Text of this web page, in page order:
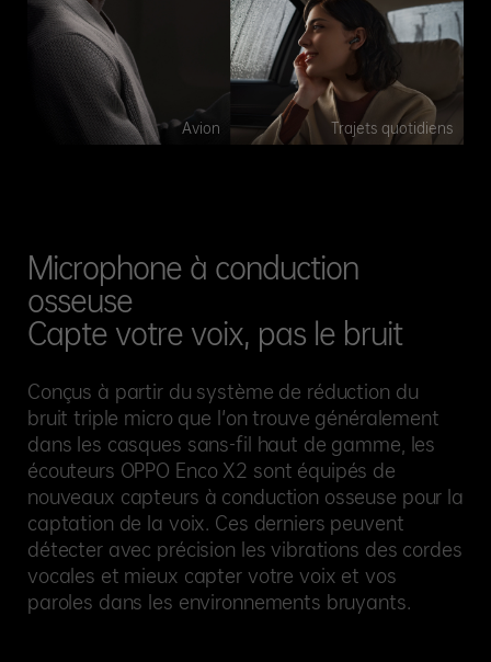
Avion Trajets quotidiens
Microphone à conduction
osseuse
Capte votre voix, pas le bruit
Conçus à partir du système de réduction du
bruit triple micro que l'on trouve généralement
dans les casques sans-fil haut de gamme, les
écouteurs OPPO Enco X2 sont équipés de
nouveaux capteurs à conduction osseuse pour la
captation de la voix. Ces derniers peuvent
détecter avec précision les vibrations des cordes
vocales et mieux capter votre voix et vos
paroles dans les environnements bruyants.